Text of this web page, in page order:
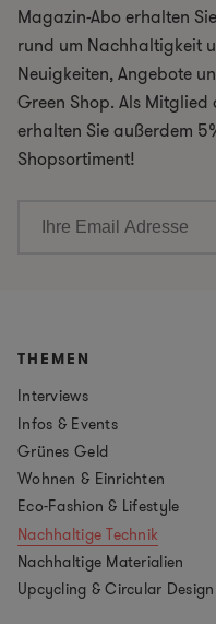
Magazin-Abo erhalten
rund um Nachhaltigkeit
Neuigkeiten, Angebote
Green Shop. Als
erhalten Sie außerdem
Shopsortiment!
THEMEN
Interviews
Infos & Events
Grünes Geld
Wohnen & Einrichten
Eco-Fashion & Lifestyle
Nachhaltige Technik
Nachhaltige Materialien
Upcycling & Circular Design